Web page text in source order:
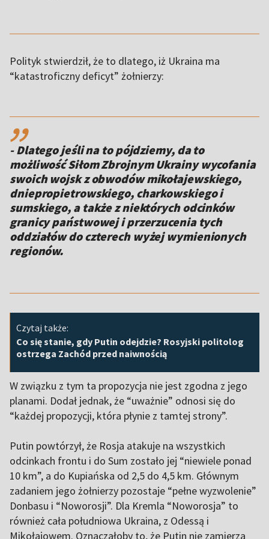
Polityk stwierdził, że to dlatego, iż Ukraina ma
“katastroficzny deficyt” żołnierzy:
,,
- Dlatego jeśli na to pójdziemy, da to
możliwość Siłom Zbrojnym Ukrainy wycofania
swoich wojsk z obwodów mikołajewskiego,
dniepropietrowskiego, charkowskiego i
sumskiego, a także z niektórych odcinków
granicy państwowej i przerzucenia tych
oddziałów do czterech wyżej wymienionych
regionów.
Czytaj także:
Co się stanie, gdy Putin odejdzie? Rosyjski politolog
ostrzega Zachód przed naiwnością
W związku z tym ta propozycja nie jest zgodna z jego
planami. Dodał jednak, że “uważnie” odnosi się do
“każdej propozycji, która płynie z tamtej strony”.
Putin powtórzył, że Rosja atakuje na wszystkich
odcinkach frontu i do Sum zostało jej “niewiele ponad
10 km”, a do Kupiańska od 2,5 do 4,5 km. Głównym
zadaniem jego żołnierzy pozostaje “pełne wyzwolenie”
Donbasu i “Noworosji”. Dla Kremla “Noworosja” to
również cała południowa Ukraina, z Odessą i
Mikołajowem. Oznaczałoby to, że Putin nie zamierza